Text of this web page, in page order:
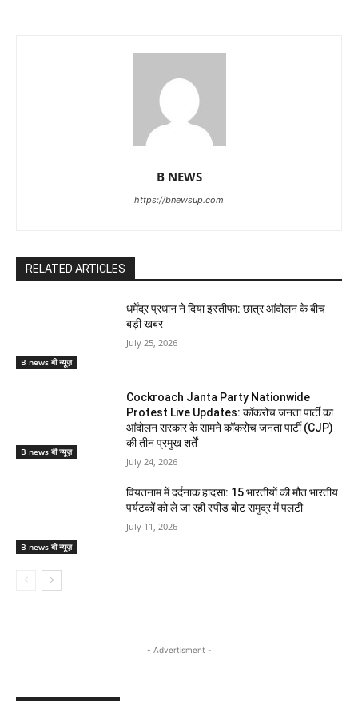
B NEWS
https://bnewsup.com
RELATED ARTICLES
B news बी न्यूज़
धर्मेंद्र प्रधान ने दिया इस्तीफा: छात्र आंदोलन के बीच
बड़ी खबर
July 25, 2026
B news बी न्यूज़
Cockroach Janta Party Nationwide
Protest Live Updates: कॉकरोच जनता पार्टी का
आंदोलन सरकार के सामने कॉकरोच जनता पार्टी (CJP)
की तीन प्रमुख शर्तें
July 24, 2026
B news बी न्यूज़
वियतनाम में दर्दनाक हादसा: 15 भारतीयों की मौत भारतीय
पर्यटकों को ले जा रही स्पीड बोट समुद्र में पलटी
July 11, 2026
- Advertisment -